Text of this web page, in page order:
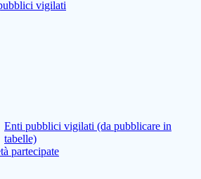
vigilati
Enti pubblici vigilati (da pubblicare in
tabelle)
partecipate